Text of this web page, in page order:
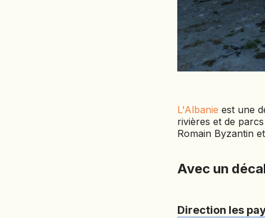
L'Albanie est une
rivières et de
Romain Byzantin
Avec un
Direction les